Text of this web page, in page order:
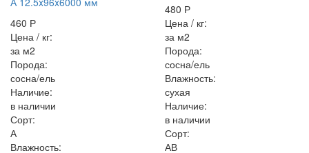
460 Р
Цена / кг:
за м2
Порода:
сосна/ель
Наличие:
в наличии
Сорт:
А
Влажность:
480 Р
Цена / кг:
за м2
Порода:
сосна/ель
Влажность:
сухая
Наличие:
в наличии
Сорт:
АВ